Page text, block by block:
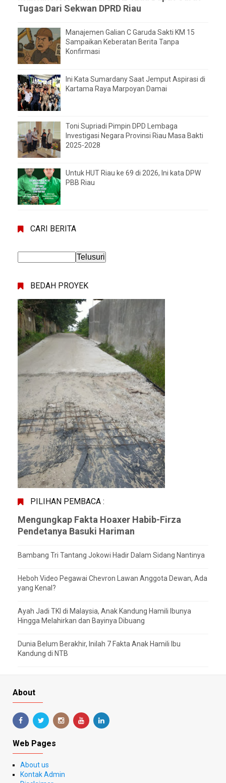
Tugas Dari Sekwan DPRD Riau
Manajemen Galian C Garuda Sakti KM 15
Sampaikan Keberatan Berita Tanpa
Konfirmasi
Ini Kata Sumardany Saat Jemput Aspirasi di
Kartama Raya Marpoyan Damai
Toni Supriadi Pimpin DPD Lembaga
Investigasi Negara Provinsi Riau Masa Bakti
2025-2028
Untuk HUT Riau ke 69 di 2026, Ini kata DPW
PBB Riau
CARI BERITA
BEDAH PROYEK
PILIHAN PEMBACA :
Mengungkap Fakta Hoaxer Habib-Firza
Pendetanya Basuki Hariman
Bambang Tri Tantang Jokowi Hadir Dalam Sidang Nantinya
Heboh Video Pegawai Chevron Lawan Anggota Dewan, Ada
yang Kenal?
Ayah Jadi TKI di Malaysia, Anak Kandung Hamili Ibunya
Hingga Melahirkan dan Bayinya Dibuang
Dunia Belum Berakhir, Inilah 7 Fakta Anak Hamili Ibu
Kandung di NTB
About
Web Pages
About us
Kontak Admin